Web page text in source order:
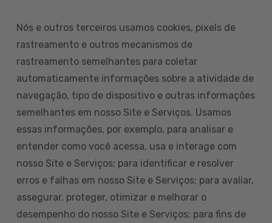
Nós e outros terceiros usamos cookies, pixels de
rastreamento e outros mecanismos de
rastreamento semelhantes para coletar
automaticamente informações sobre a atividade de
navegação, tipo de dispositivo e outras informações
semelhantes em nosso Site e Serviços. Usamos
essas informações, por exemplo, para analisar e
entender como você acessa, usa e interage com
nosso Site e Serviços; para identificar e resolver
erros e falhas em nosso Site e Serviços; para avaliar,
assegurar, proteger, otimizar e melhorar o
desempenho do nosso Site e Serviços; para fins de